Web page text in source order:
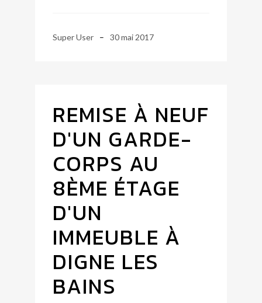
Super User 30 mai 2017
REMISE À NEUF
D'UN GARDE-
CORPS AU
8ÈME ÉTAGE
D'UN
IMMEUBLE À
DIGNE LES
BAINS